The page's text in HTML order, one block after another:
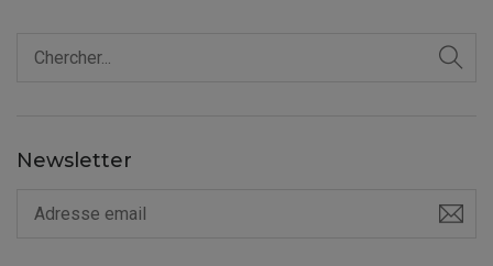
Newsletter